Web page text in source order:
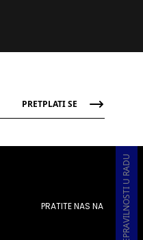
PRETPLATI SE
PRATITE NAS NA